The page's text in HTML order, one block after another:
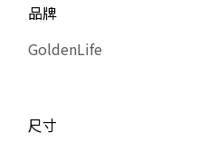
品牌
GoldenLife
尺寸